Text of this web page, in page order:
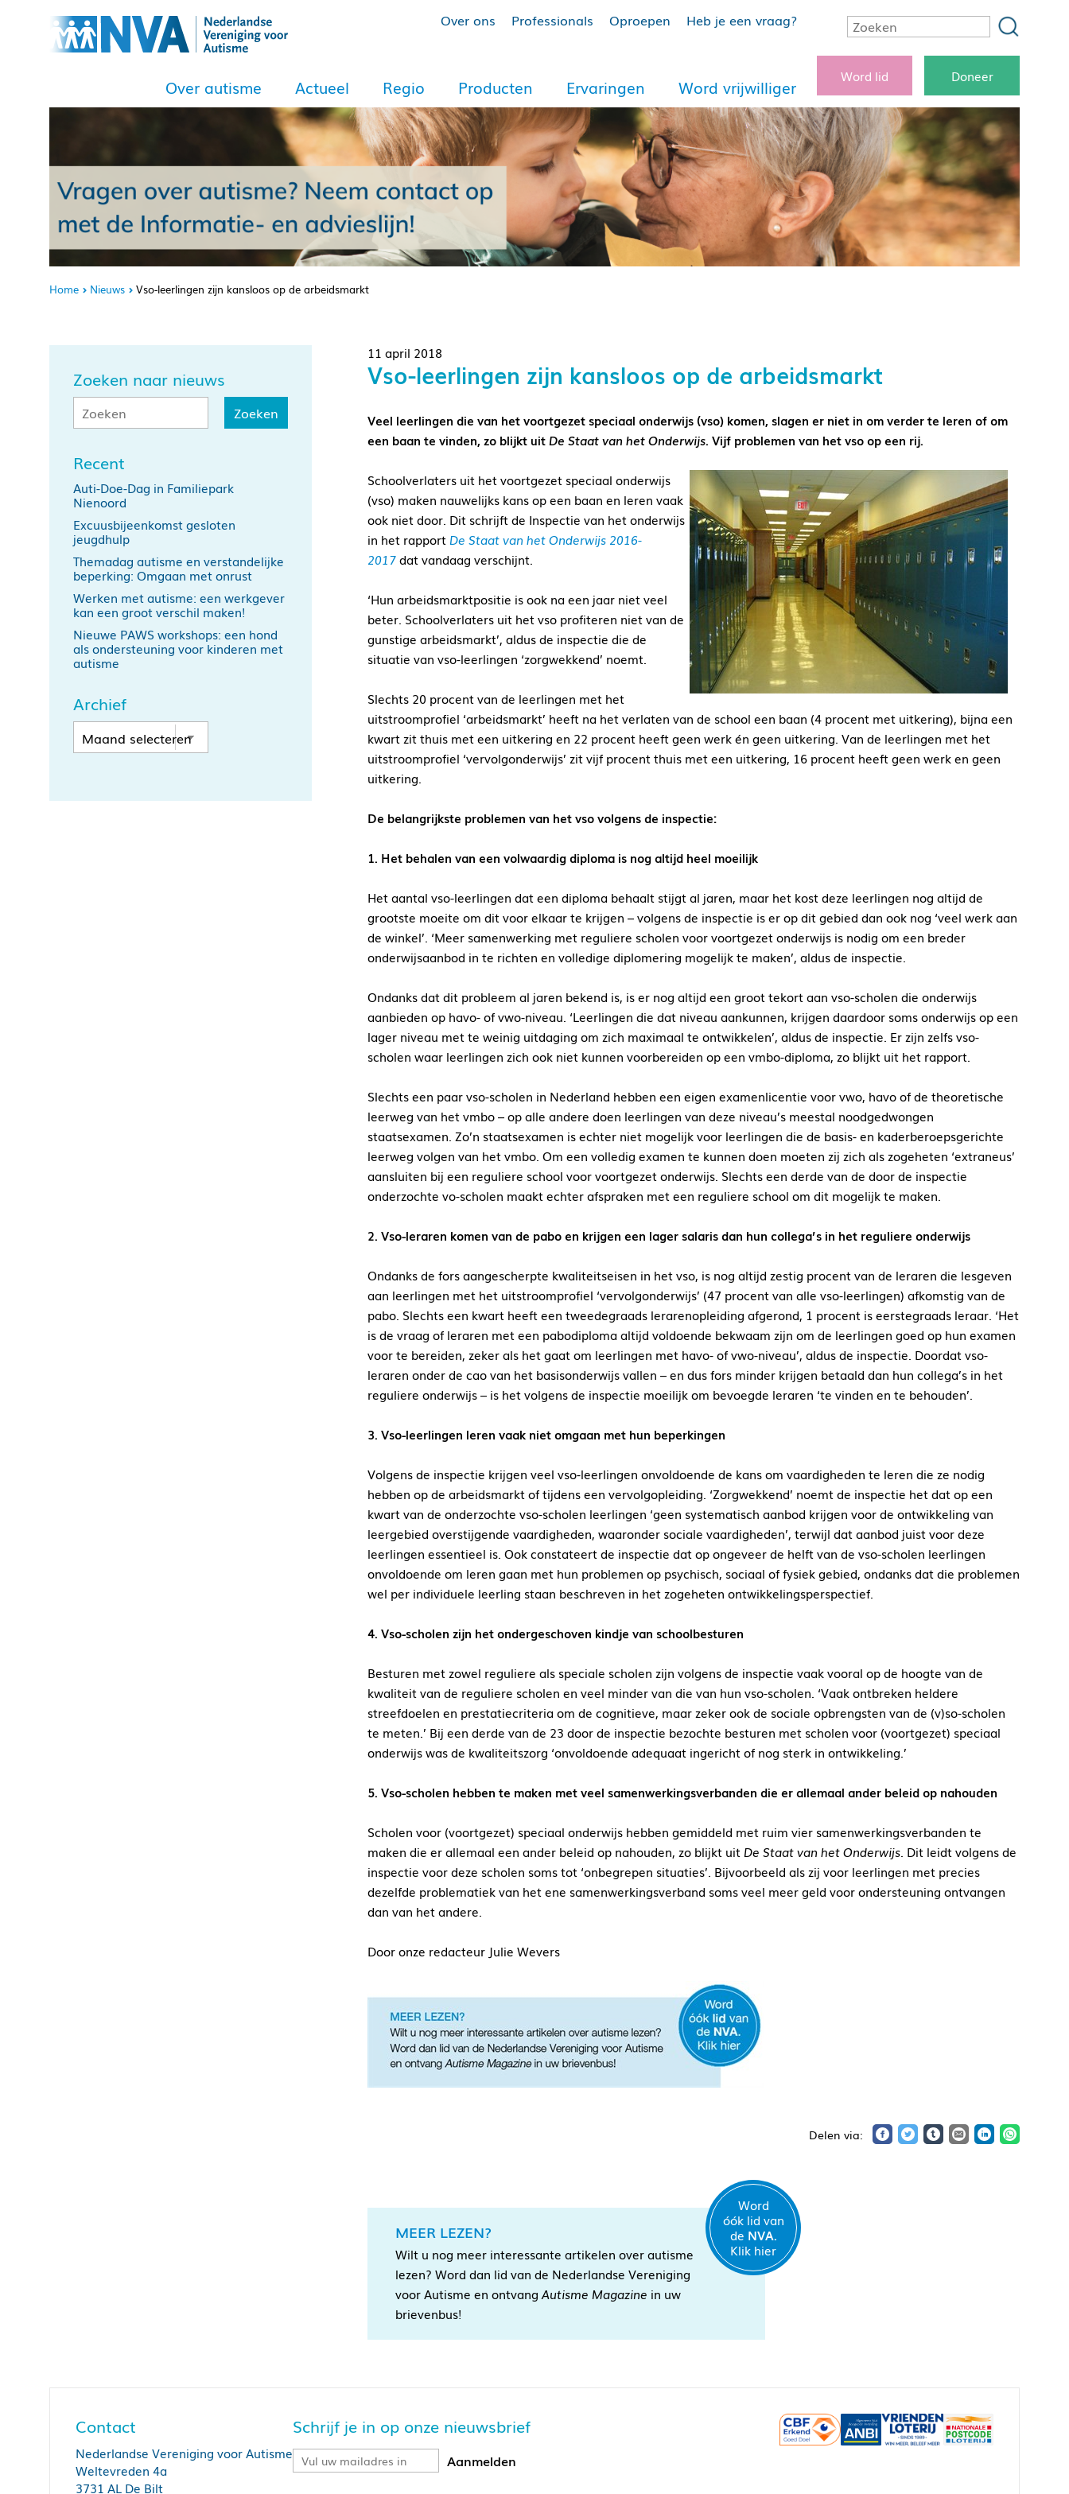
Over ons Professionals Oproepen Heb je een vraag?
Over autisme Actueel Regio Producten Ervaringen Word vrijwilliger
Word lid Doneer
Home Nieuws Vso-leerlingen zijn kansloos op de arbeidsmarkt
Zoeken naar nieuws
Recent
Auti-Doe-Dag in Familiepark
Nienoord
Excuusbijeenkomst gesloten
jeugdhulp
Themadag autisme en verstandelijke
beperking: Omgaan met onrust
Werken met autisme: een werkgever
kan een groot verschil maken!
Nieuwe PAWS workshops: een hond
als ondersteuning voor kinderen met
autisme
Archief
11 april 2018
Vso-leerlingen zijn kansloos op de arbeidsmarkt
Veel leerlingen die van het voortgezet speciaal onderwijs (vso) komen, slagen er niet in om verder te leren of om
een baan te vinden, zo blijkt uit De Staat van het Onderwijs. Vijf problemen van het vso op een rij.
Schoolverlaters uit het voortgezet speciaal onderwijs
(vso) maken nauwelijks kans op een baan en leren vaak
ook niet door. Dit schrijft de Inspectie van het onderwijs
in het rapport De Staat van het Onderwijs 2016-
2017dat vandaag verschijnt.
‘Hun arbeidsmarktpositie is ook na een jaar niet veel
beter. Schoolverlaters uit het vso profiteren niet van de
gunstige arbeidsmarkt’, aldus de inspectie die de
situatie van vso-leerlingen ‘zorgwekkend’ noemt.
Slechts 20 procent van de leerlingen met het
uitstroomprofiel ‘arbeidsmarkt’ heeft na het verlaten van de school een baan (4 procent met uitkering), bijna een
kwart zit thuis met een uitkering en 22 procent heeft geen werk én geen uitkering. Van de leerlingen met het
uitstroomprofiel ‘vervolgonderwijs’ zit vijf procent thuis met een uitkering, 16 procent heeft geen werk en geen
uitkering.
De belangrijkste problemen van het vso volgens de inspectie:
1. Het behalen van een volwaardig diploma is nog altijd heel moeilijk
Het aantal vso-leerlingen dat een diploma behaalt stijgt al jaren, maar het kost deze leerlingen nog altijd de
grootste moeite om dit voor elkaar te krijgen – volgens de inspectie is er op dit gebied dan ook nog ‘veel werk aan
de winkel’. ‘Meer samenwerking met reguliere scholen voor voortgezet onderwijs is nodig om een breder
onderwijsaanbod in te richten en volledige diplomering mogelijk te maken’, aldus de inspectie.
Ondanks dat dit probleem al jaren bekend is, is er nog altijd een groot tekort aan vso-scholen die onderwijs
aanbieden op havo- of vwo-niveau. ‘Leerlingen die dat niveau aankunnen, krijgen daardoor soms onderwijs op een
lager niveau met te weinig uitdaging om zich maximaal te ontwikkelen’, aldus de inspectie. Er zijn zelfs vso-
scholen waar leerlingen zich ook niet kunnen voorbereiden op een vmbo-diploma, zo blijkt uit het rapport.
Slechts een paar vso-scholen in Nederland hebben een eigen examenlicentie voor vwo, havo of de theoretische
leerweg van het vmbo – op alle andere doen leerlingen van deze niveau’s meestal noodgedwongen
staatsexamen. Zo’n staatsexamen is echter niet mogelijk voor leerlingen die de basis- en kaderberoepsgerichte
leerweg volgen van het vmbo. Om een volledig examen te kunnen doen moeten zij zich als zogeheten ‘extraneus’
aansluiten bij een reguliere school voor voortgezet onderwijs. Slechts een derde van de door de inspectie
onderzochte vo-scholen maakt echter afspraken met een reguliere school om dit mogelijk te maken.
2. Vso-leraren komen van de pabo en krijgen een lager salaris dan hun collega’s in het reguliere onderwijs
Ondanks de fors aangescherpte kwaliteitseisen in het vso, is nog altijd zestig procent van de leraren die lesgeven
aan leerlingen met het uitstroomprofiel ‘vervolgonderwijs’ (47 procent van alle vso-leerlingen) afkomstig van de
pabo. Slechts een kwart heeft een tweedegraads lerarenopleiding afgerond, 1 procent is eerstegraads leraar. ‘Het
is de vraag of leraren met een pabodiploma altijd voldoende bekwaam zijn om de leerlingen goed op hun examen
voor te bereiden, zeker als het gaat om leerlingen met havo- of vwo-niveau’, aldus de inspectie. Doordat vso-
leraren onder de cao van het basisonderwijs vallen – en dus fors minder krijgen betaald dan hun collega’s in het
reguliere onderwijs – is het volgens de inspectie moeilijk om bevoegde leraren ‘te vinden en te behouden’.
3. Vso-leerlingen leren vaak niet omgaan met hun beperkingen
Volgens de inspectie krijgen veel vso-leerlingen onvoldoende de kans om vaardigheden te leren die ze nodig
hebben op de arbeidsmarkt of tijdens een vervolgopleiding. ‘Zorgwekkend’ noemt de inspectie het dat op een
kwart van de onderzochte vso-scholen leerlingen ‘geen systematisch aanbod krijgen voor de ontwikkeling van
leergebied overstijgende vaardigheden, waaronder sociale vaardigheden’, terwijl dat aanbod juist voor deze
leerlingen essentieel is. Ook constateert de inspectie dat op ongeveer de helft van de vso-scholen leerlingen
onvoldoende om leren gaan met hun problemen op psychisch, sociaal of fysiek gebied, ondanks dat die problemen
wel per individuele leerling staan beschreven in het zogeheten ontwikkelingsperspectief.
4. Vso-scholen zijn het ondergeschoven kindje van schoolbesturen
Besturen met zowel reguliere als speciale scholen zijn volgens de inspectie vaak vooral op de hoogte van de
kwaliteit van de reguliere scholen en veel minder van die van hun vso-scholen. ‘Vaak ontbreken heldere
streefdoelen en prestatiecriteria om de cognitieve, maar zeker ook de sociale opbrengsten van de (v)so-scholen
te meten.’ Bij een derde van de 23 door de inspectie bezochte besturen met scholen voor (voortgezet) speciaal
onderwijs was de kwaliteitszorg ‘onvoldoende adequaat ingericht of nog sterk in ontwikkeling.’
5. Vso-scholen hebben te maken met veel samenwerkingsverbanden die er allemaal ander beleid op nahouden
Scholen voor (voortgezet) speciaal onderwijs hebben gemiddeld met ruim vier samenwerkingsverbanden te
maken die er allemaal een ander beleid op nahouden, zo blijkt uit De Staat van het Onderwijs. Dit leidt volgens de
inspectie voor deze scholen soms tot ‘onbegrepen situaties’. Bijvoorbeeld als zij voor leerlingen met precies
dezelfde problematiek van het ene samenwerkingsverband soms veel meer geld voor ondersteuning ontvangen
dan van het andere.
Door onze redacteur Julie Wevers
MEER LEZEN?
Wilt u nog meer interessante artikelen over autisme
lezen? Word dan lid van de Nederlandse Vereniging
voor Autisme en ontvang Autisme Magazine in uw
brievenbus!
Word
óók lid van
de NVA.
Klik hier
Contact
Nederlandse Vereniging voor Autisme
Weltevreden 4a
3731 AL De Bilt
Schrijf je in op onze nieuwsbrief